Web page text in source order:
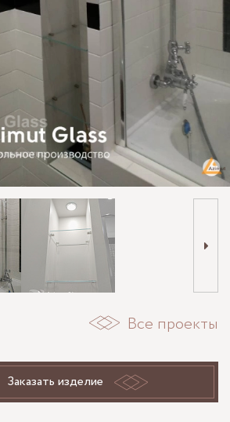
Все проекты
Заказать изделие